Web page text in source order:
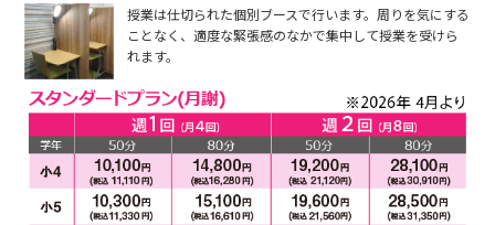
授業は仕切られた個別ブースで行います。周りを気にする
ことなく、適度な緊張感のなかで集中して授業を受けら
れます。